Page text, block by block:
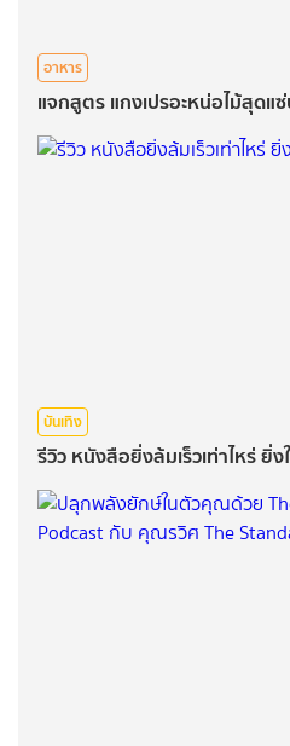
อาหาร
แจกสูตร แกงเปรอะหน่อไม้สุดแ
บันเทิง
รีวิว หนังสือยิ่งล้มเร็วเท่าไหร่ ยิ่ง